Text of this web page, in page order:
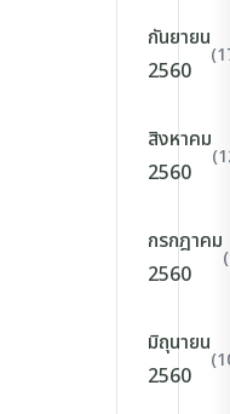
กันยายน
2560
สิงหาคม
2560
กรกฎาคม
2560
มิถุนายน
2560